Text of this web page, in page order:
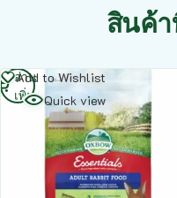
สินค้า
Add to Wishlist
Quick view
อ่าน
เพิ่ม